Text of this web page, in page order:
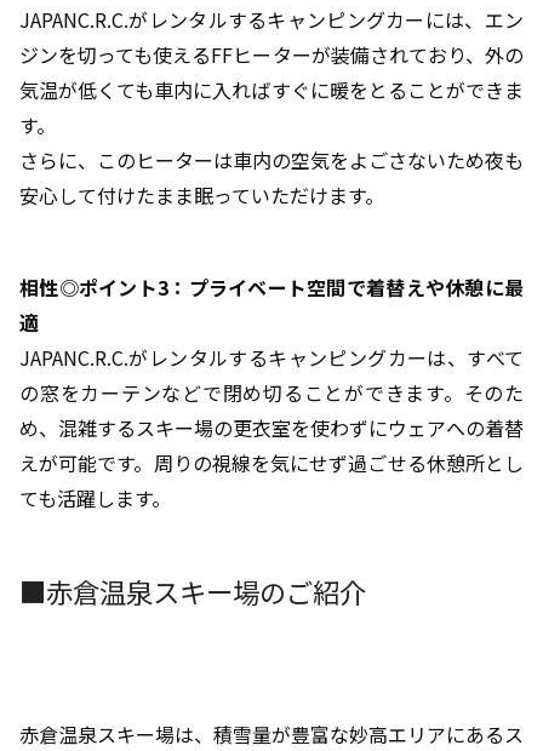
JAPANC.R.C.がレンタルするキャンピングカーには、エン
ジンを切っても使えるFFヒーターが装備されており、外の
気温が低くても車内に入ればすぐに暖をとることができま
す。
さらに、このヒーターは車内の空気をよごさないため夜も
安心して付けたまま眠っていただけます。
相性◎ポイント3：プライベート空間で着替えや休憩に最
適
JAPANC.R.C.がレンタルするキャンピングカーは、すべて
の窓をカーテンなどで閉め切ることができます。そのた
め、混雑するスキー場の更衣室を使わずにウェアへの着替
えが可能です。周りの視線を気にせず過ごせる休憩所とし
ても活躍します。
■赤倉温泉スキー場のご紹介
赤倉温泉スキー場は、積雪量が豊富な妙高エリアにあるス